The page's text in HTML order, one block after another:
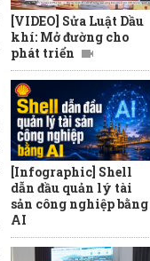
[VIDEO] Sửa Luật Dầu
khí: Mở đường cho
phát triển
[Infographic] Shell
dẫn đầu quản lý tài
sản công nghiệp bằng
AI